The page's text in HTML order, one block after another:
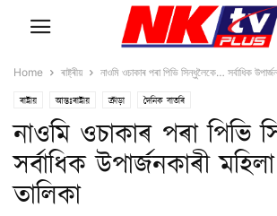
Home ৰাষ্ট্ৰীয় নাওমি ওচাকাৰ পৰা পিভি সিন্ধুলৈকে… সৰ্বাধিক
ৰাষ্ট্ৰীয় আন্তঃৰাষ্ট্ৰীয় ক্ৰীড়া দৈনিক বাতৰি
নাওমি ওচাকাৰ পৰা পিভি
সৰ্বাধিক উপাৰ্জনকাৰী
তালিকা